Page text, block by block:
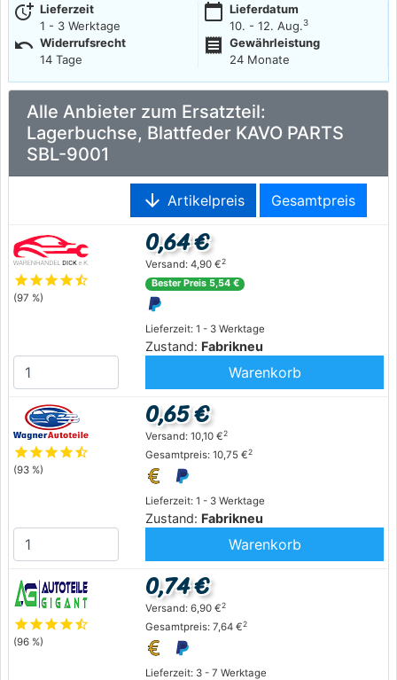
more_time Lieferzeit
1 - 3 Werktage
calendar_today Lieferdatum
10. - 12. Aug.3
undo Widerrufsrecht
14 Tage
receipt
Gewährleistung
24 Monate
Alle Anbieter zum Ersatzteil:
Lagerbuchse, Blattfeder KAVO PARTS
SBL-9001
arrow_downward Artikelpreis Gesamtpreis
starstarstarstarstar_half
(97 %)
Lieferzeit: 1 - 3 Werktage
Zustand: Fabrikneu
0,64 €
Versand: 4,90 €2
Bester Preis 5,54 €
Warenkorb
starstarstarstarstar_half
(93 %)
Lieferzeit: 1 - 3 Werktage
Zustand: Fabrikneu
0,65 €
Versand: 10,10 €2
Gesamtpreis: 10,75 €2
Warenkorb
starstarstarstarstar_half
(96 %)
Lieferzeit: 3 - 7 Werktage
0,74 €
Versand: 6,90 €2
Gesamtpreis: 7,64 €2